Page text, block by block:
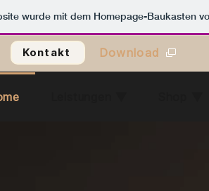
wurde mit dem Homepage-Baukasten
Download
Kontakt